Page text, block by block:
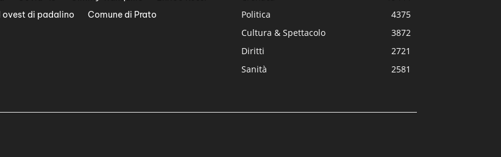
ovest di padalino
Comune di Prato
Politica
4375
Cultura & Spettacolo
3872
Diritti
2721
Sanità
2581